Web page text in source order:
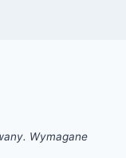
Wymagane